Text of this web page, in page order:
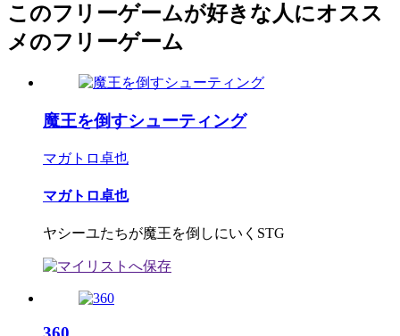
このフリーゲームが好きな人にオスス
メのフリーゲーム
魔王を倒すシューティング
マガトロ卓也
マガトロ卓也
ヤシーユたちが魔王を倒しにいくSTG